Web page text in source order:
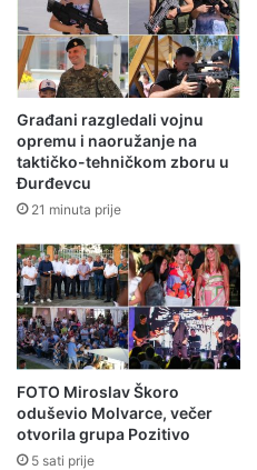
Građani razgledali vojnu
opremu i naoružanje na
taktičko-tehničkom zboru u
Đurđevcu
21 minuta prije
FOTO Miroslav Škoro
oduševio Molvarce, večer
otvorila grupa Pozitivo
5 sati prije